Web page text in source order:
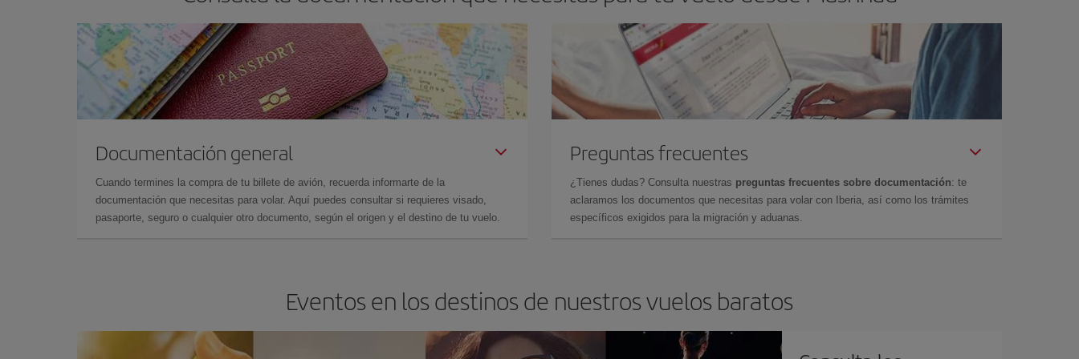
Documentación general
Cuando termines la compra de tu billete de avión, recuerda informarte de la
documentación que necesitas para volar. Aquí puedes consultar si requieres visado,
pasaporte, seguro o cualquier otro documento, según el origen y el destino de tu vuelo.
Preguntas frecuentes
¿Tienes dudas? Consulta nuestras preguntas frecuentes sobre documentación: te
aclaramos los documentos que necesitas para volar con Iberia, así como los trámites
específicos exigidos para la migración y aduanas.
Eventos en los destinos de nuestros vuelos baratos